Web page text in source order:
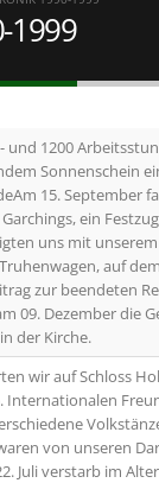
1999
und 1200
Sonnenschein
15. September
ein
uns mit
auf
zur beendeten
09. Dezember die
der Kirche.
wir auf Schloss
Internationalen
von unseren
Juli verstarb im